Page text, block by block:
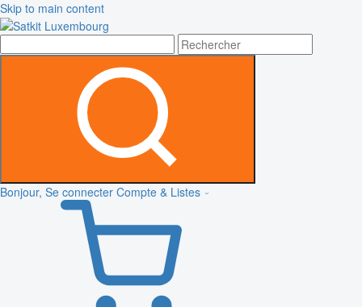
Skip to main content
Bonjour, Se connecter Compte & Listes